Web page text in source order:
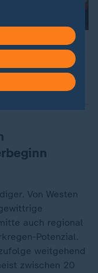
Nachrichten vom
Von Westen
auch regional
Potenzial.
weitgehend
zwischen 20